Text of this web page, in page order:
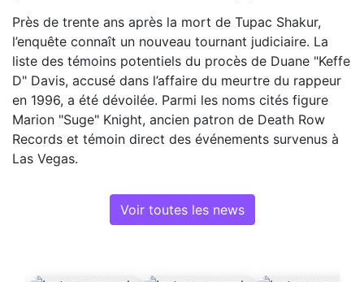
Près de trente ans après la mort de Tupac Shakur,
l’enquête connaît un nouveau tournant judiciaire. La
liste des témoins potentiels du procès de Duane "Keffe
D" Davis, accusé dans l’affaire du meurtre du rappeur
en 1996, a été dévoilée. Parmi les noms cités figure
Marion "Suge" Knight, ancien patron de Death Row
Records et témoin direct des événements survenus à
Las Vegas.
Voir toutes les news